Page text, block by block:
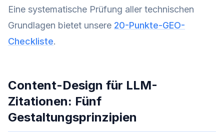
Eine systematische Prüfung aller technischen
Grundlagen bietet unsere 20-Punkte-GEO-
Checkliste.
Content-Design für LLM-
Zitationen: Fünf
Gestaltungsprinzipien